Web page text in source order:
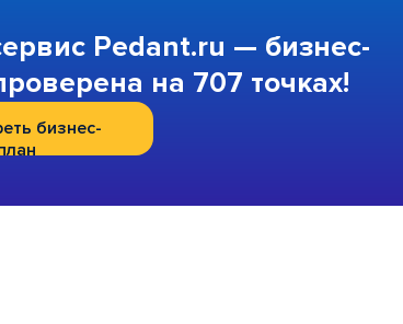
Pedant.ru — бизнес-
на 707 точках!
бизнес-